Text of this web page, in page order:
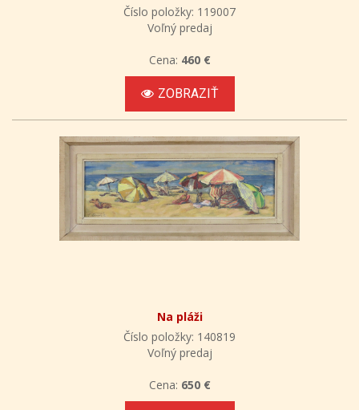
Číslo položky: 119007
Voľný predaj
Cena: 460 €
ZOBRAZIŤ
Na pláži
Číslo položky: 140819
Voľný predaj
Cena: 650 €